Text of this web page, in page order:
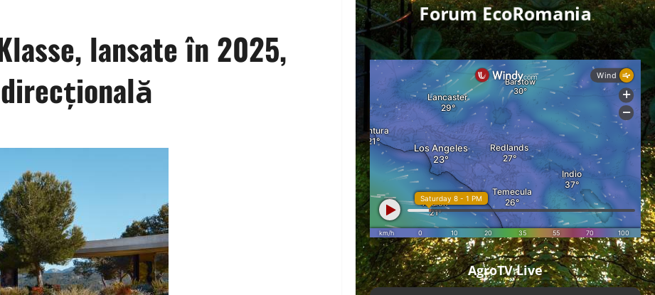
lansate în 2025,
Forum EcoRomania
AgroTV Live